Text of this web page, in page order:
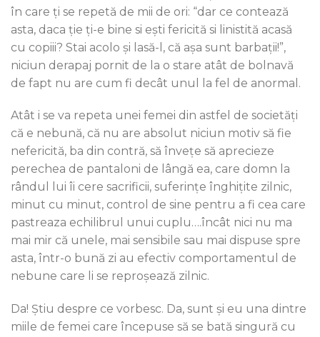
în care ți se repetă de mii de ori: “dar ce contează
asta, daca ție ți-e bine si ești fericită si linistită acasă
cu copiii? Stai acolo și lasă-l, că așa sunt barbații!”,
niciun derapaj pornit de la o stare atât de bolnavă
de fapt nu are cum fi decât unul la fel de anormal.
Atât i se va repeta unei femei din astfel de societăți
că e nebună, că nu are absolut niciun motiv să fie
nefericită, ba din contră, să învețe să aprecieze
perechea de pantaloni de lângă ea, care domn la
rândul lui îi cere sacrificii, suferințe înghițite zilnic,
minut cu minut, control de sine pentru a fi cea care
pastreaza echilibrul unui cuplu….încât nici nu ma
mai mir că unele, mai sensibile sau mai dispuse spre
asta, într-o bună zi au efectiv comportamentul de
nebune care li se reproșează zilnic.
Da! Știu despre ce vorbesc. Da, sunt și eu una dintre
miile de femei care începuse să se bată singură cu